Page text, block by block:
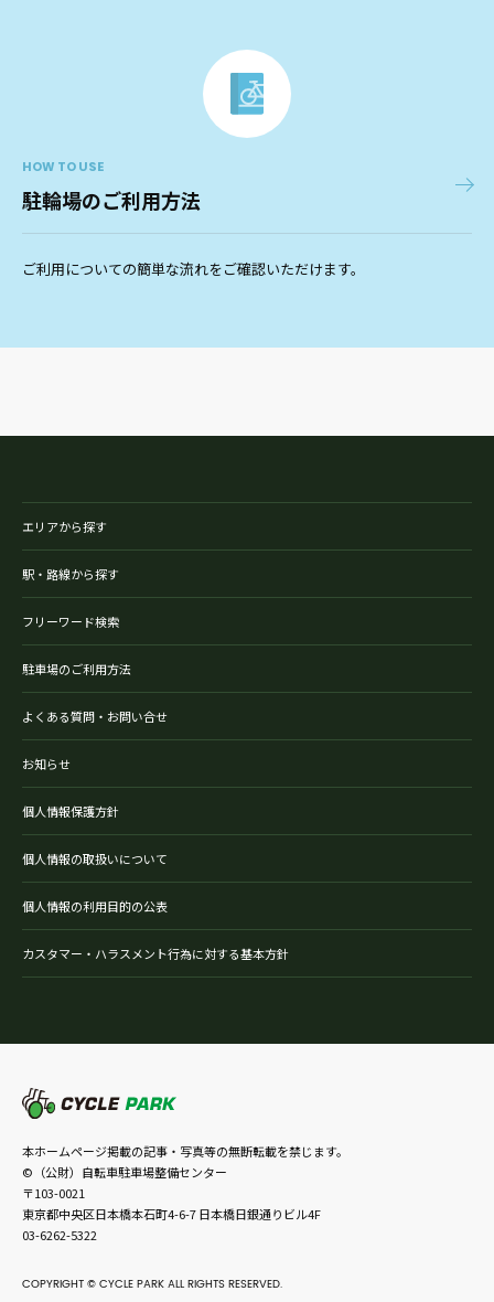
HOW TO USE
駐輪場のご利用方法
ご利用についての簡単な流れをご確認いただけます。
エリアから探す
駅・路線から探す
フリーワード検索
駐車場のご利用方法
よくある質問・お問い合せ
お知らせ
個人情報保護方針
個人情報の取扱いについて
個人情報の利用目的の公表
カスタマー・ハラスメント行為に対する基本方針
本ホームページ掲載の記事・写真等の無断転載を禁じます。
©（公財）自転車駐車場整備センター
〒103-0021
東京都中央区日本橋本石町4-6-7 日本橋日銀通りビル4F
03-6262-5322
COPYRIGHT © CYCLE PARK ALL RIGHTS RESERVED.